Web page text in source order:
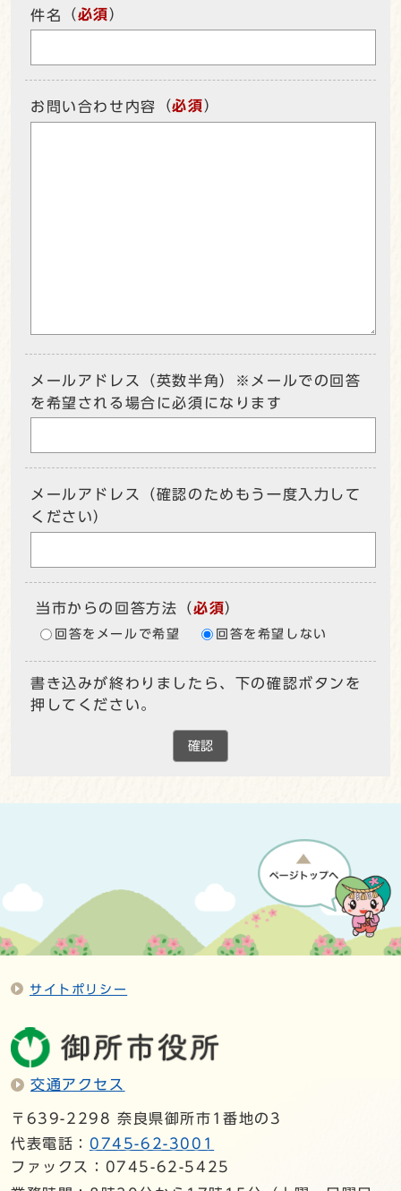
件名 （必須）
お問い合わせ内容 （必須）
メールアドレス（英数半角）※メールでの回答
を希望される場合に必須になります
メールアドレス（確認のためもう一度入力して
ください）
当市からの回答方法 （必須）
回答をメールで希望 回答を希望しない
書き込みが終わりましたら、下の確認ボタンを
押してください。
確認
サイトポリシー
交通アクセス
〒639-2298 奈良県御所市1番地の3
代表電話： 0745-62-3001
ファックス：0745-62-5425